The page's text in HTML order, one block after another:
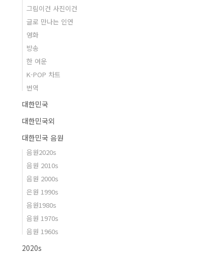
그림이건 사진이건
글로 만나는 인연
영화
방송
한 여운
K-POP 차트
번역
대한민국
대한민국외
대한민국 음원
음원2020s
음원 2010s
음원 2000s
은원 1990s
음원1980s
음원 1970s
음원 1960s
2020s